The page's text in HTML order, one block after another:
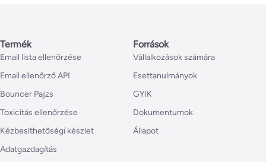
Termék
Email lista ellenőrzése
Email ellenőrző API
Bouncer Pajzs
Toxicitás ellenőrzése
Kézbesíthetőségi készlet
Adatgazdagítás
Források
Vállalkozások számára
Esettanulmányok
GYIK
Dokumentumok
Állapot